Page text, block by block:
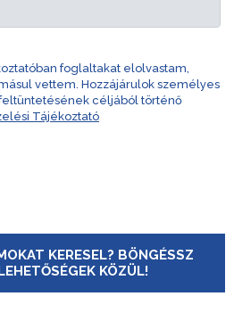
foglaltakat elolvastam,
vettem. Hozzájárulok személyes
céljából történő
Tájékoztató
KERESEL? BÖNGÉSSZ
KÖZÜL!